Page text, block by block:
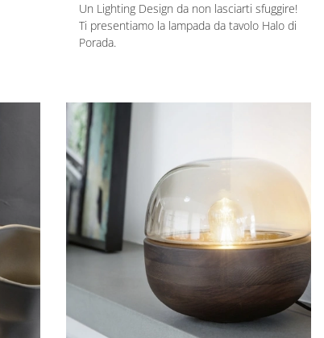
Un Lighting Design da non lasciarti sfuggire!
Ti presentiamo la lampada da tavolo Halo di
Porada.